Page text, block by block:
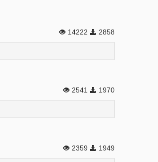
14222 2858
2541 1970
2359 1949